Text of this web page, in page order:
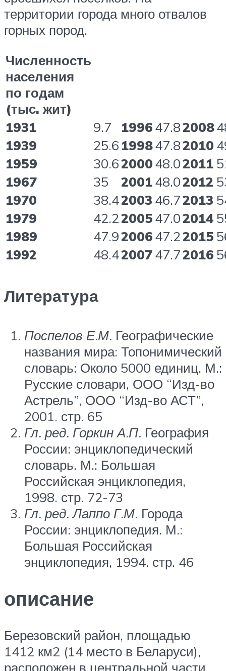
территории города много отвалов
горных пород.
Численность
населения
по годам
(тыс. жит)
1931
9.7 199647.82008
1939
25.6 199847.82010
1959
30.6200048.02011
1967
35 200148.02012
1970
38.42003 46.72013
1979
42.2200547.02014
1989
47.9200647.22015
1992
48.4200747.72016
Литература
Поспелов Е.М. Географические
названия мира: Топонимический
словарь: Около 5000 единиц. М.:
Русские словари, ООО “Изд-во
Астрель”, ООО “Изд-во АСТ”,
2001. стр. 65
Гл. ред. Горкин А.П. География
России: энциклопедический
словарь. М.: Большая
Российская энциклопедия,
1998. стр. 72-73
Гл. ред. Лаппо Г.М. Города
России: энциклопедия. М.:
Большая Российская
энциклопедия, 1994. стр. 46
описание
Березовский район, площадью
1412 км2 (14 место в Беларуси),
расположен в центральной части